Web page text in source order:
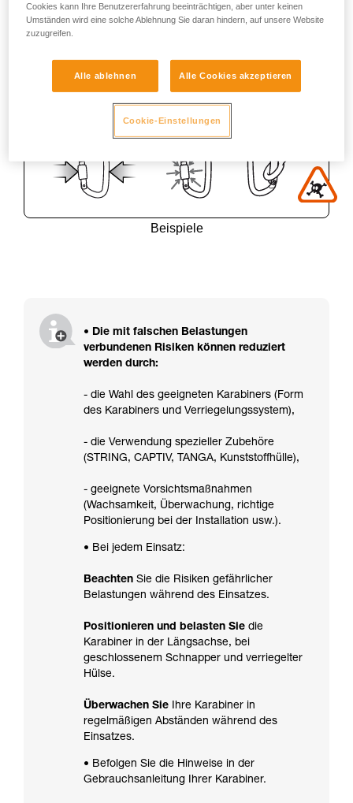
Beispiele
• Die mit falschen Belastungen
verbundenen Risiken können reduziert
werden durch:
- die Wahl des geeigneten Karabiners (Form
des Karabiners und Verriegelungssystem),
- die Verwendung spezieller Zubehöre
(STRING, CAPTIV, TANGA, Kunststoffhülle),
- geeignete Vorsichtsmaßnahmen
(Wachsamkeit, Überwachung, richtige
Positionierung bei der Installation usw.).
• Bei jedem Einsatz:
Beachten Sie die Risiken gefährlicher
Belastungen während des Einsatzes.
Positionieren und belasten Sie die
Karabiner in der Längsachse, bei
geschlossenem Schnapper und verriegelter
Hülse.
Überwachen Sie Ihre Karabiner in
regelmäßigen Abständen während des
Einsatzes.
• Befolgen Sie die Hinweise in der
Gebrauchsanleitung Ihrer Karabiner.
Cookies kann Ihre Benutzererfahrung beeinträchtigen, aber unter keinen
Umständen wird eine solche Ablehnung Sie daran hindern, auf unsere Website
zuzugreifen.
Alle ablehnen Alle Cookies akzeptieren
Cookie-Einstellungen